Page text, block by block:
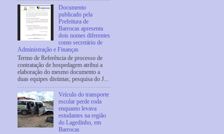
Documento
publicado pela
Prefeitura de
Barrocas apresenta
dois nomes diferentes
como secretário de
Administração e Finanças
Termo de Referência de processo de
contratação de hospedagem atribui a
elaboração do mesmo documento a
duas equipes distintas; pesquisa do J...
Veículo do transporte
escolar perde roda
enquanto levava
estudantes na região
do Lagedinho, em
Barrocas